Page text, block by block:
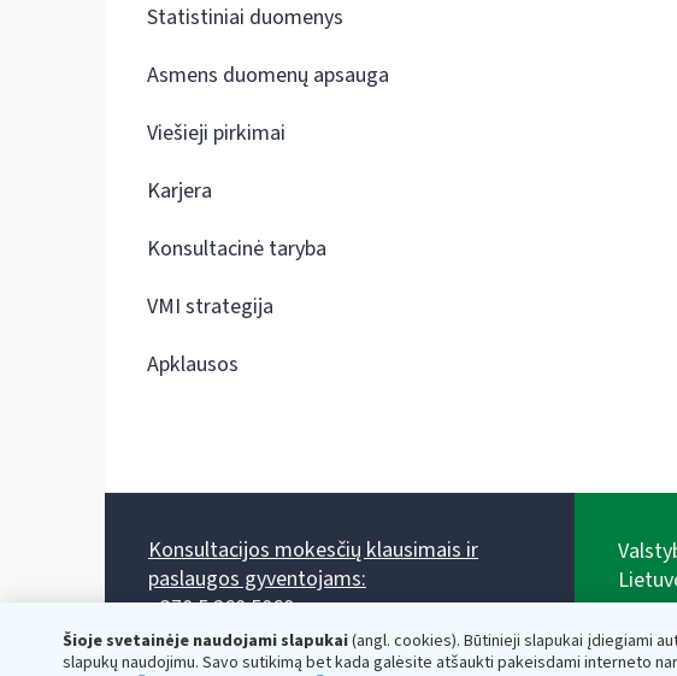
Šioje svetainėje naudojami slapukai(angl. cookies). Būtinieji slapukai įdiegiami
slapukų naudojimu. Savo sutikimą bet kada galėsite atšaukti pakeisdami interneto
Statistiniai duomenys
Asmens duomenų apsauga
Viešieji pirkimai
Karjera
Konsultacinė taryba
VMI strategija
Apklausos
Konsultacijos mokesčių klausimais ir
paslaugos gyventojams:
+370 5 260 5060
Darbo laikas: I-IV 8.00-17.00, V 8.00-15.45.
Prieššventinę dieną - viena valanda trumpiau.
adresas: